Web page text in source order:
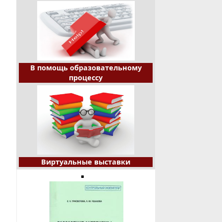
В помощь образовательному
процессу
Виртуальные выставки